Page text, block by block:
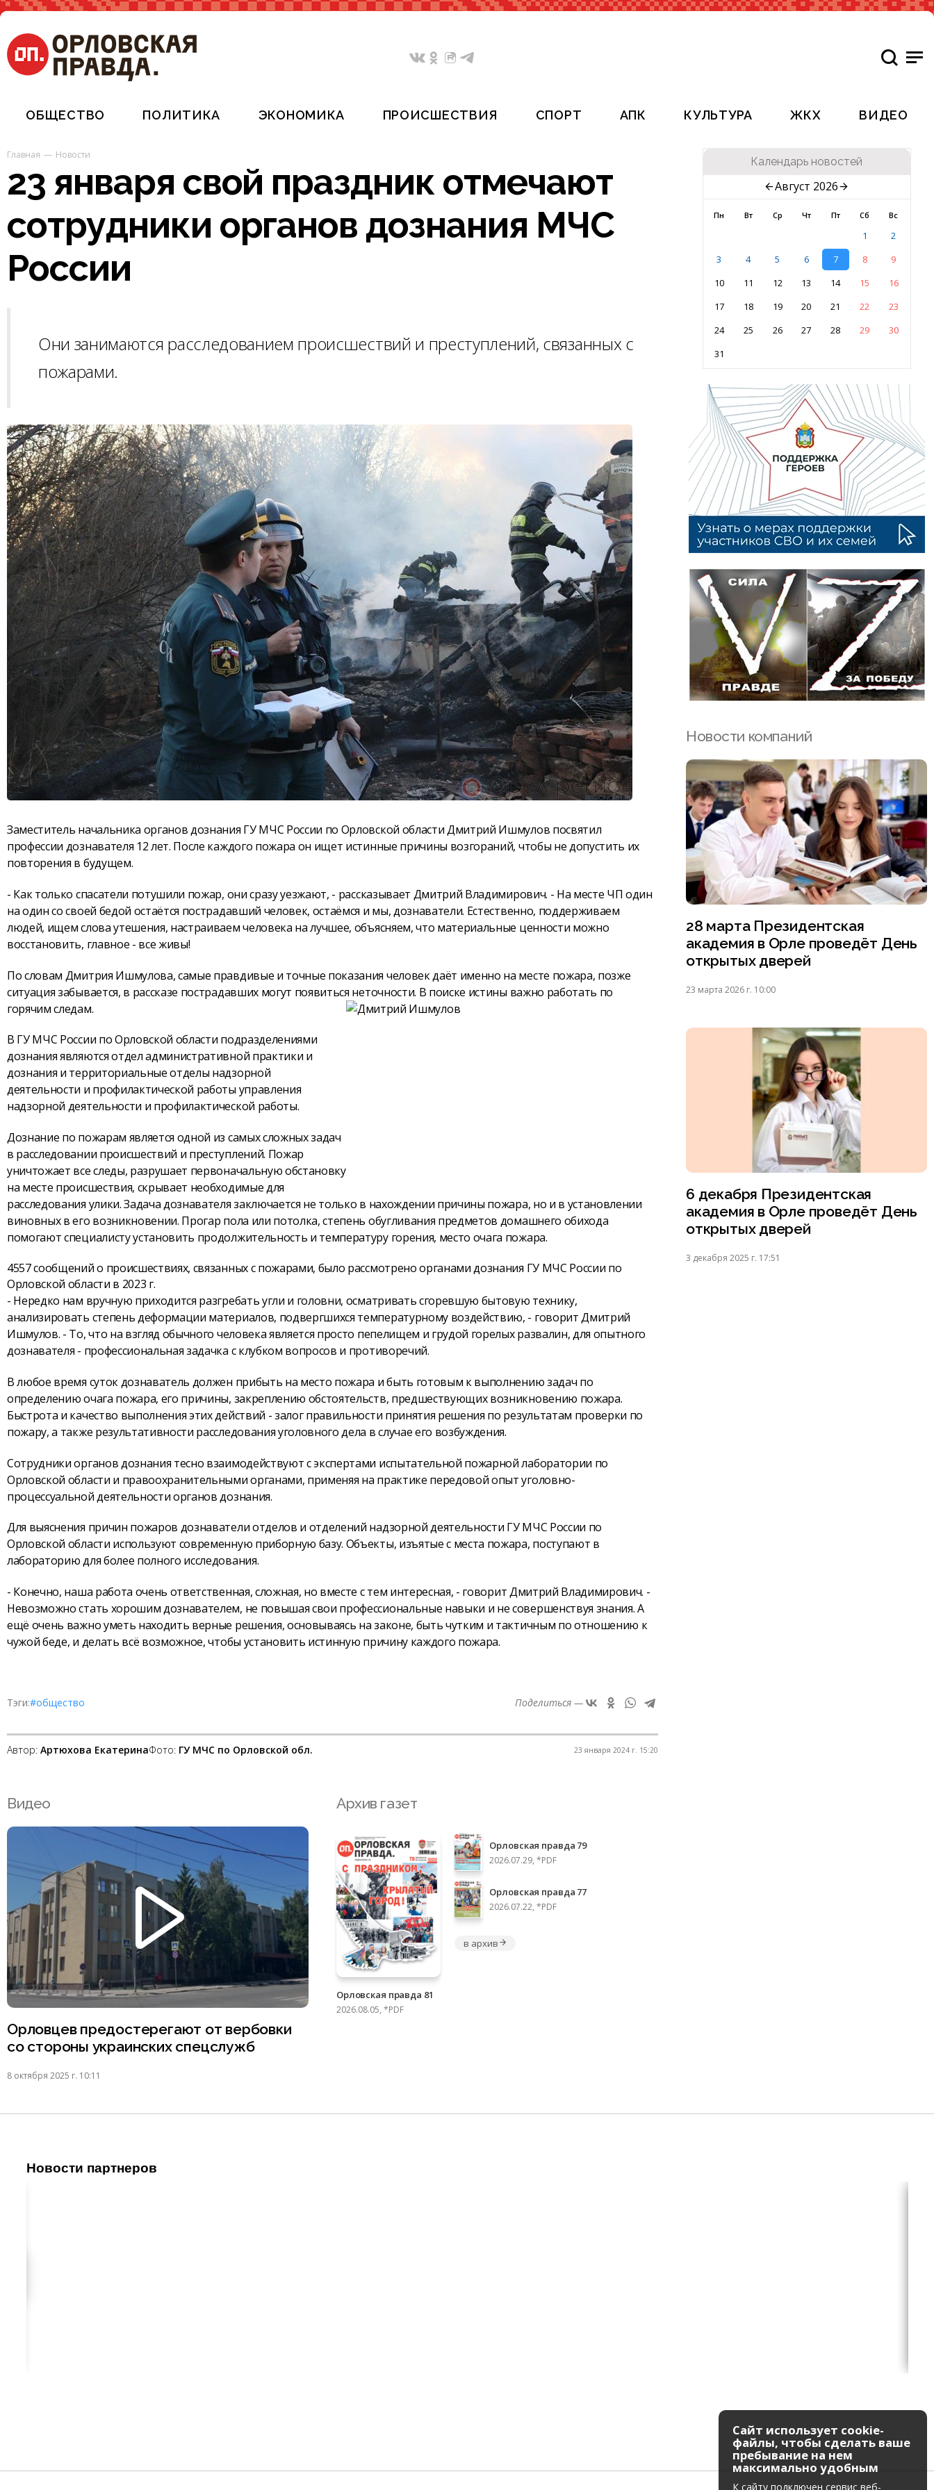
ОБЩЕСТВО ПОЛИТИКА ЭКОНОМИКА ПРОИСШЕСТВИЯ СПОРТ АПК КУЛЬТУРА ЖКХ ВИДЕО
Главная Новости
23 января свой праздник отмечают
сотрудники органов дознания МЧС
России
Они занимаются расследованием происшествий и преступлений, связанных с
пожарами.
Заместитель начальника органов дознания ГУ МЧС России по Орловской области Дмитрий Ишмулов посвятил
профессии дознавателя 12 лет. После каждого пожара он ищет истинные причины возгораний, чтобы не допустить их
повторения в будущем.
- Как только спасатели потушили пожар, они сразу уезжают, - рассказывает Дмитрий Владимирович. - На месте ЧП один
на один со своей бедой остаётся пострадавший человек, остаёмся и мы, дознаватели. Естественно, поддерживаем
людей, ищем слова утешения, настраиваем человека на лучшее, объясняем, что материальные ценности можно
восстановить, главное - все живы!
По словам Дмитрия Ишмулова, самые правдивые и точные показания человек даёт именно на месте пожара, позже
ситуация забывается, в рассказе пострадавших могут появиться неточности. В поиске истины важно работать по
горячим следам.
В ГУ МЧС России по Орловской области подразделениями
дознания являются отдел административной практики и
дознания и территориальные отделы надзорной
деятельности и профилактической работы управления
надзорной деятельности и профилактической работы.
Дознание по пожарам является одной из самых сложных задач
в расследовании происшествий и преступлений. Пожар
уничтожает все следы, разрушает первоначальную обстановку
на месте происшествия, скрывает необходимые для
расследования улики. Задача дознавателя заключается не только в нахождении причины пожара, но и в установлении
виновных в его возникновении. Прогар пола или потолка, степень обугливания предметов домашнего обихода
помогают специалисту установить продолжительность и температуру горения, место очага пожара.
4557 сообщений о происшествиях, связанных с пожарами, было рассмотрено органами дознания ГУ МЧС России по
Орловской области в 2023 г.
- Нередко нам вручную приходится разгребать угли и головни, осматривать сгоревшую бытовую технику,
анализировать степень деформации материалов, подвергшихся температурному воздействию, - говорит Дмитрий
Ишмулов. - То, что на взгляд обычного человека является просто пепелищем и грудой горелых развалин, для опытного
дознавателя - профессиональная задачка с клубком вопросов и противоречий.
В любое время суток дознаватель должен прибыть на место пожара и быть готовым к выполнению задач по
определению очага пожара, его причины, закреплению обстоятельств, предшествующих возникновению пожара.
Быстрота и качество выполнения этих действий - залог правильности принятия решения по результатам проверки по
пожару, а также результативности расследования уголовного дела в случае его возбуждения.
Сотрудники органов дознания тесно взаимодействуют с экспертами испытательной пожарной лаборатории по
Орловской области и правоохранительными органами, применяя на практике передовой опыт уголовно-
процессуальной деятельности органов дознания.
Для выяснения причин пожаров дознаватели отделов и отделений надзорной деятельности ГУ МЧС России по
Орловской области используют современную приборную базу. Объекты, изъятые с места пожара, поступают в
лабораторию для более полного исследования.
- Конечно, наша работа очень ответственная, сложная, но вместе с тем интересная, - говорит Дмитрий Владимирович. -
Невозможно стать хорошим дознавателем, не повышая свои профессиональные навыки и не совершенствуя знания. А
ещё очень важно уметь находить верные решения, основываясь на законе, быть чутким и тактичным по отношению к
чужой беде, и делать всё возможное, чтобы установить истинную причину каждого пожара.
Тэги:#общество Поделиться —
Автор: Артюхова ЕкатеринаФото: ГУ МЧС по Орловской обл. 23 января 2024 г. 15:20
Календарь новостей
Август 2026
Пн Вт Ср Чт Пт Сб Вс
1
2
3
4 5 6 7 8
9
10
11 12 13 14 15
16
17
18 19 20 21 22
23
24
25 26 27 28 29
30
31
Новости компаний
28 марта Президентская
академия в Орле проведёт День
открытых дверей
23 марта 2026 г. 10:00
6 декабря Президентская
академия в Орле проведёт День
открытых дверей
3 декабря 2025 г. 17:51
Видео
Орловцев предостерегают от вербовки
со стороны украинских спецслужб
8 октября 2025 г. 10:11
Архив газет
Орловская правда 81
2026.08.05, *PDF
Орловская правда 79
2026.07.29, *PDF
Орловская правда 77
2026.07.22, *PDF
в архив
Новости партнеров
Сайт использует cookie-
файлы, чтобы сделать ваше
пребывание на нем
максимально удобным
К cайту подключен сервис веб-